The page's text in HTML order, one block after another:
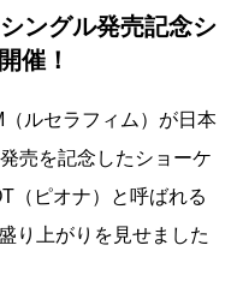
ングル発売記念シ
催！
ルセラフィム）が日本
売を記念したショーケ
（ピオナ）と呼ばれる
り上がりを見せました